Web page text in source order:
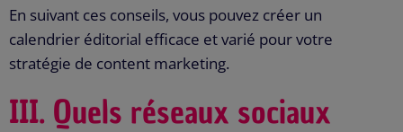
En suivant ces conseils, vous pouvez créer un
calendrier éditorial efficace et varié pour votre
stratégie de content marketing.
III. Quels réseaux sociaux